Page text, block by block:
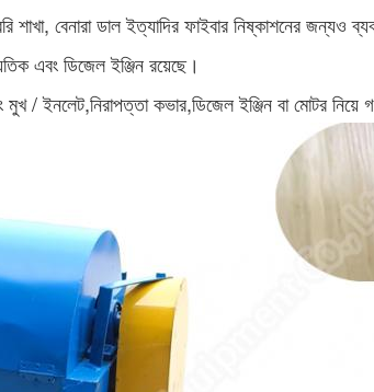
শাখা, বেনারা ডাল ইত্যাদির ফাইবার নিষ্কাশনের জন্যও
এবং ডিজেল ইঞ্জিন রয়েছে।
মুখ / ইনলেট,নিরাপত্তা কভার,ডিজেল ইঞ্জিন বা মোটর নিয়ে